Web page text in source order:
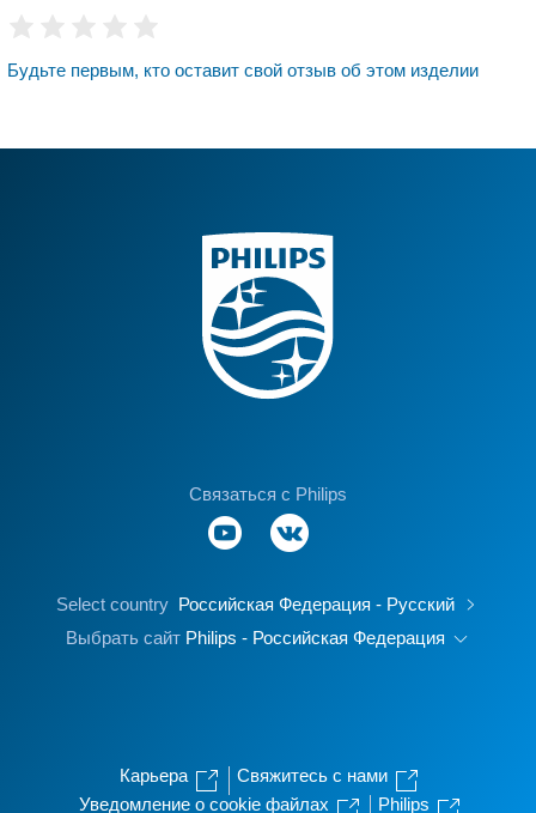
Будьте первым, кто оставит свой отзыв об этом изделии
Связаться с Philips
Select country Российская Федерация - Русский
Выбрать сайт Philips - Российская Федерация
Карьера
Свяжитесь с нами
Уведомление о cookie файлах
Philips